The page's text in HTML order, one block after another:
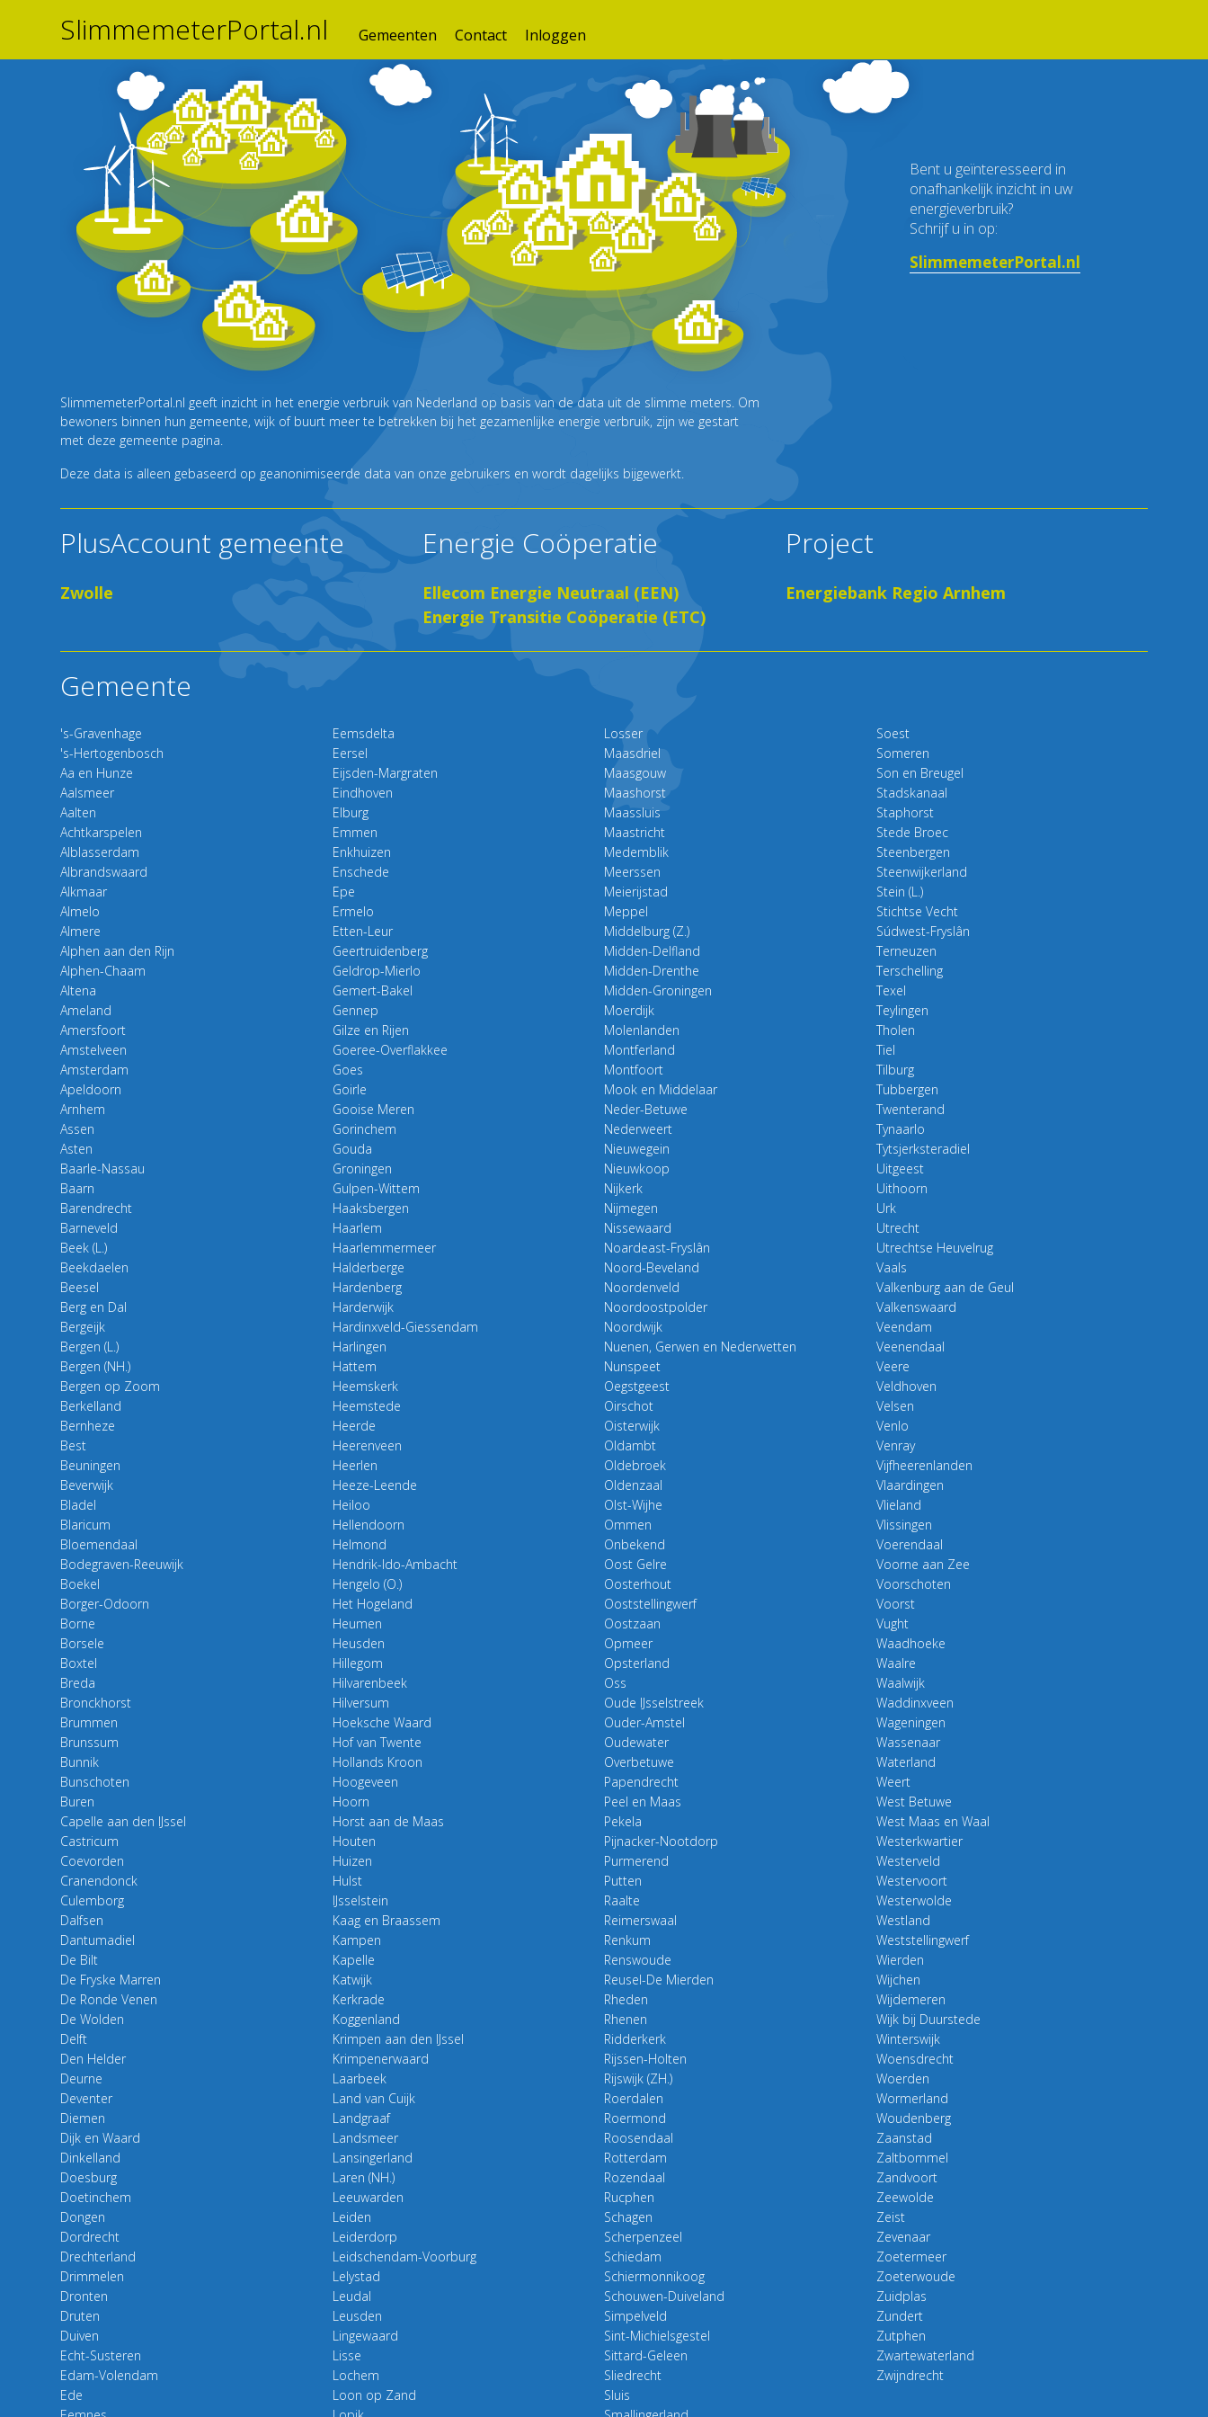
SlimmemeterPortal.nl Gemeenten Contact Inloggen
Bent u geïnteresseerd in
onafhankelijk inzicht in uw
energieverbruik?
Schrijf u in op:
SlimmemeterPortal.nl
SlimmemeterPortal.nl geeft inzicht in het energie verbruik van Nederland op basis van de data uit de slimme meters. Om
bewoners binnen hun gemeente, wijk of buurt meer te betrekken bij het gezamenlijke energie verbruik, zijn we gestart
met deze gemeente pagina.
Deze data is alleen gebaseerd op geanonimiseerde data van onze gebruikers en wordt dagelijks bijgewerkt.
PlusAccount gemeente
Zwolle
Energie Coöperatie
Ellecom Energie Neutraal (EEN)
Energie Transitie Coöperatie (ETC)
Project
Energiebank Regio Arnhem
Gemeente
's-Gravenhage
's-Hertogenbosch
Aa en Hunze
Aalsmeer
Aalten
Achtkarspelen
Alblasserdam
Albrandswaard
Alkmaar
Almelo
Almere
Alphen aan den Rijn
Alphen-Chaam
Altena
Ameland
Amersfoort
Amstelveen
Amsterdam
Apeldoorn
Arnhem
Assen
Asten
Baarle-Nassau
Baarn
Barendrecht
Barneveld
Beek (L.)
Beekdaelen
Beesel
Berg en Dal
Bergeijk
Bergen (L.)
Bergen (NH.)
Bergen op Zoom
Berkelland
Bernheze
Best
Beuningen
Beverwijk
Bladel
Blaricum
Bloemendaal
Bodegraven-Reeuwijk
Boekel
Borger-Odoorn
Borne
Borsele
Boxtel
Breda
Bronckhorst
Brummen
Brunssum
Bunnik
Bunschoten
Buren
Capelle aan den IJssel
Castricum
Coevorden
Cranendonck
Culemborg
Dalfsen
Dantumadiel
De Bilt
De Fryske Marren
De Ronde Venen
De Wolden
Delft
Den Helder
Deurne
Deventer
Diemen
Dijk en Waard
Dinkelland
Doesburg
Doetinchem
Dongen
Dordrecht
Drechterland
Drimmelen
Dronten
Druten
Duiven
Echt-Susteren
Edam-Volendam
Ede
Eemsdelta
Eersel
Eijsden-Margraten
Eindhoven
Elburg
Emmen
Enkhuizen
Enschede
Epe
Ermelo
Etten-Leur
Geertruidenberg
Geldrop-Mierlo
Gemert-Bakel
Gennep
Gilze en Rijen
Goeree-Overflakkee
Goes
Goirle
Gooise Meren
Gorinchem
Gouda
Groningen
Gulpen-Wittem
Haaksbergen
Haarlem
Haarlemmermeer
Halderberge
Hardenberg
Harderwijk
Hardinxveld-Giessendam
Harlingen
Hattem
Heemskerk
Heemstede
Heerde
Heerenveen
Heerlen
Heeze-Leende
Heiloo
Hellendoorn
Helmond
Hendrik-Ido-Ambacht
Hengelo (O.)
Het Hogeland
Heumen
Heusden
Hillegom
Hilvarenbeek
Hilversum
Hoeksche Waard
Hof van Twente
Hollands Kroon
Hoogeveen
Hoorn
Horst aan de Maas
Houten
Huizen
Hulst
IJsselstein
Kaag en Braassem
Kampen
Kapelle
Katwijk
Kerkrade
Koggenland
Krimpen aan den IJssel
Krimpenerwaard
Laarbeek
Land van Cuijk
Landgraaf
Landsmeer
Lansingerland
Laren (NH.)
Leeuwarden
Leiden
Leiderdorp
Leidschendam-Voorburg
Lelystad
Leudal
Leusden
Lingewaard
Lisse
Lochem
Loon op Zand
Losser
Maasdriel
Maasgouw
Maashorst
Maassluis
Maastricht
Medemblik
Meerssen
Meierijstad
Meppel
Middelburg (Z.)
Midden-Delfland
Midden-Drenthe
Midden-Groningen
Moerdijk
Molenlanden
Montferland
Montfoort
Mook en Middelaar
Neder-Betuwe
Nederweert
Nieuwegein
Nieuwkoop
Nijkerk
Nijmegen
Nissewaard
Noardeast-Fryslân
Noord-Beveland
Noordenveld
Noordoostpolder
Noordwijk
Nuenen, Gerwen en Nederwetten
Nunspeet
Oegstgeest
Oirschot
Oisterwijk
Oldambt
Oldebroek
Oldenzaal
Olst-Wijhe
Ommen
Onbekend
Oost Gelre
Oosterhout
Ooststellingwerf
Oostzaan
Opmeer
Opsterland
Oss
Oude IJsselstreek
Ouder-Amstel
Oudewater
Overbetuwe
Papendrecht
Peel en Maas
Pekela
Pijnacker-Nootdorp
Purmerend
Putten
Raalte
Reimerswaal
Renkum
Renswoude
Reusel-De Mierden
Rheden
Rhenen
Ridderkerk
Rijssen-Holten
Rijswijk (ZH.)
Roerdalen
Roermond
Roosendaal
Rotterdam
Rozendaal
Rucphen
Schagen
Scherpenzeel
Schiedam
Schiermonnikoog
Schouwen-Duiveland
Simpelveld
Sint-Michielsgestel
Sittard-Geleen
Sliedrecht
Sluis
Soest
Someren
Son en Breugel
Stadskanaal
Staphorst
Stede Broec
Steenbergen
Steenwijkerland
Stein (L.)
Stichtse Vecht
Súdwest-Fryslân
Terneuzen
Terschelling
Texel
Teylingen
Tholen
Tiel
Tilburg
Tubbergen
Twenterand
Tynaarlo
Tytsjerksteradiel
Uitgeest
Uithoorn
Urk
Utrecht
Utrechtse Heuvelrug
Vaals
Valkenburg aan de Geul
Valkenswaard
Veendam
Veenendaal
Veere
Veldhoven
Velsen
Venlo
Venray
Vijfheerenlanden
Vlaardingen
Vlieland
Vlissingen
Voerendaal
Voorne aan Zee
Voorschoten
Voorst
Vught
Waadhoeke
Waalre
Waalwijk
Waddinxveen
Wageningen
Wassenaar
Waterland
Weert
West Betuwe
West Maas en Waal
Westerkwartier
Westerveld
Westervoort
Westerwolde
Westland
Weststellingwerf
Wierden
Wijchen
Wijdemeren
Wijk bij Duurstede
Winterswijk
Woensdrecht
Woerden
Wormerland
Woudenberg
Zaanstad
Zaltbommel
Zandvoort
Zeewolde
Zeist
Zevenaar
Zoetermeer
Zoeterwoude
Zuidplas
Zundert
Zutphen
Zwartewaterland
Zwijndrecht